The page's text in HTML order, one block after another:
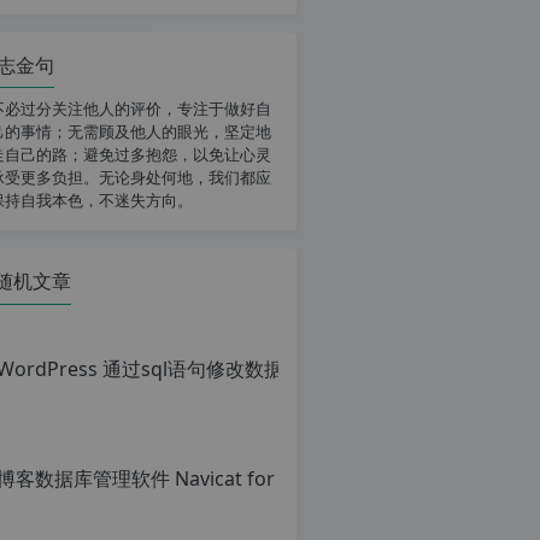
金句
必过分关注他人的评价，专注于做好自
的事情；无需顾及他人的眼光，坚定地
自己的路；避免过多抱怨，以免让心灵
受更多负担。无论身处何地，我们都应
持自我本色，不迷失方向。
机文章